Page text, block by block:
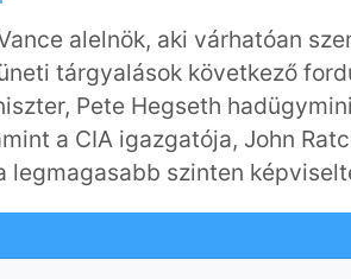
alelnök, aki várhatóan
tárgyalások következő
Pete Hegseth
a CIA igazgatója, John
legmagasabb szinten